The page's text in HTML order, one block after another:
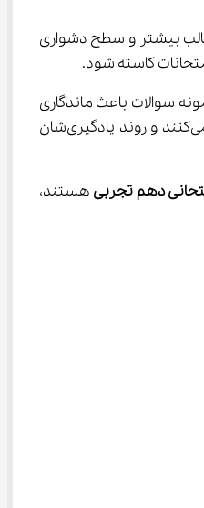
نسبت به دوره قبل، حجم مطالب بیشتر و سطح دشواری
این نمونه سوالات باعث ماندگاری
، اعتماد به نفس بیشتری در مواجهه با امتحانات پیدا می‌کنند و روند یادگیری‌شان
دهم تجربی هستند،